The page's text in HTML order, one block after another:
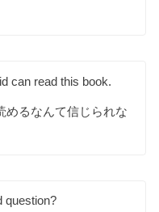
can read this book.
めるなんて信じられな
question?